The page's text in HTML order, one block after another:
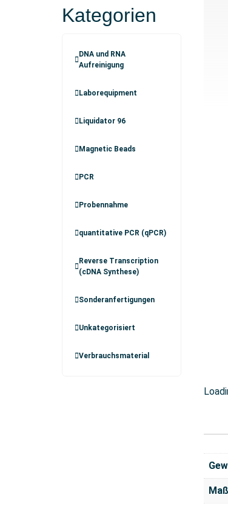
Kategorien
DNA und RNA
Aufreinigung
Laborequipment
Liquidator 96
Magnetic Beads
PCR
Probennahme
quantitative PCR (qPCR)
Reverse Transcription
(cDNA Synthese)
Sonderanfertigungen
Unkategorisiert
Verbrauchsmaterial